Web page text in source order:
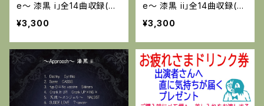
e～ 漆黒 i」全14曲収録(DV
D-C) 特典付き:オリジナル
トートバッグ
¥3,300
e～ 漆黒 ii」全14曲収録(D
VD-C) 特典付き：オリジナ
ルトートバッグ
¥3,300